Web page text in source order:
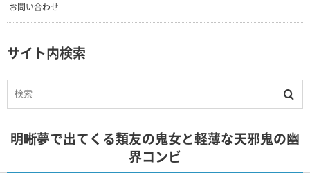
お問い合わせ
サイト内検索
明晰夢で出てくる類友の鬼女と軽薄な天邪鬼の幽
界コンビ